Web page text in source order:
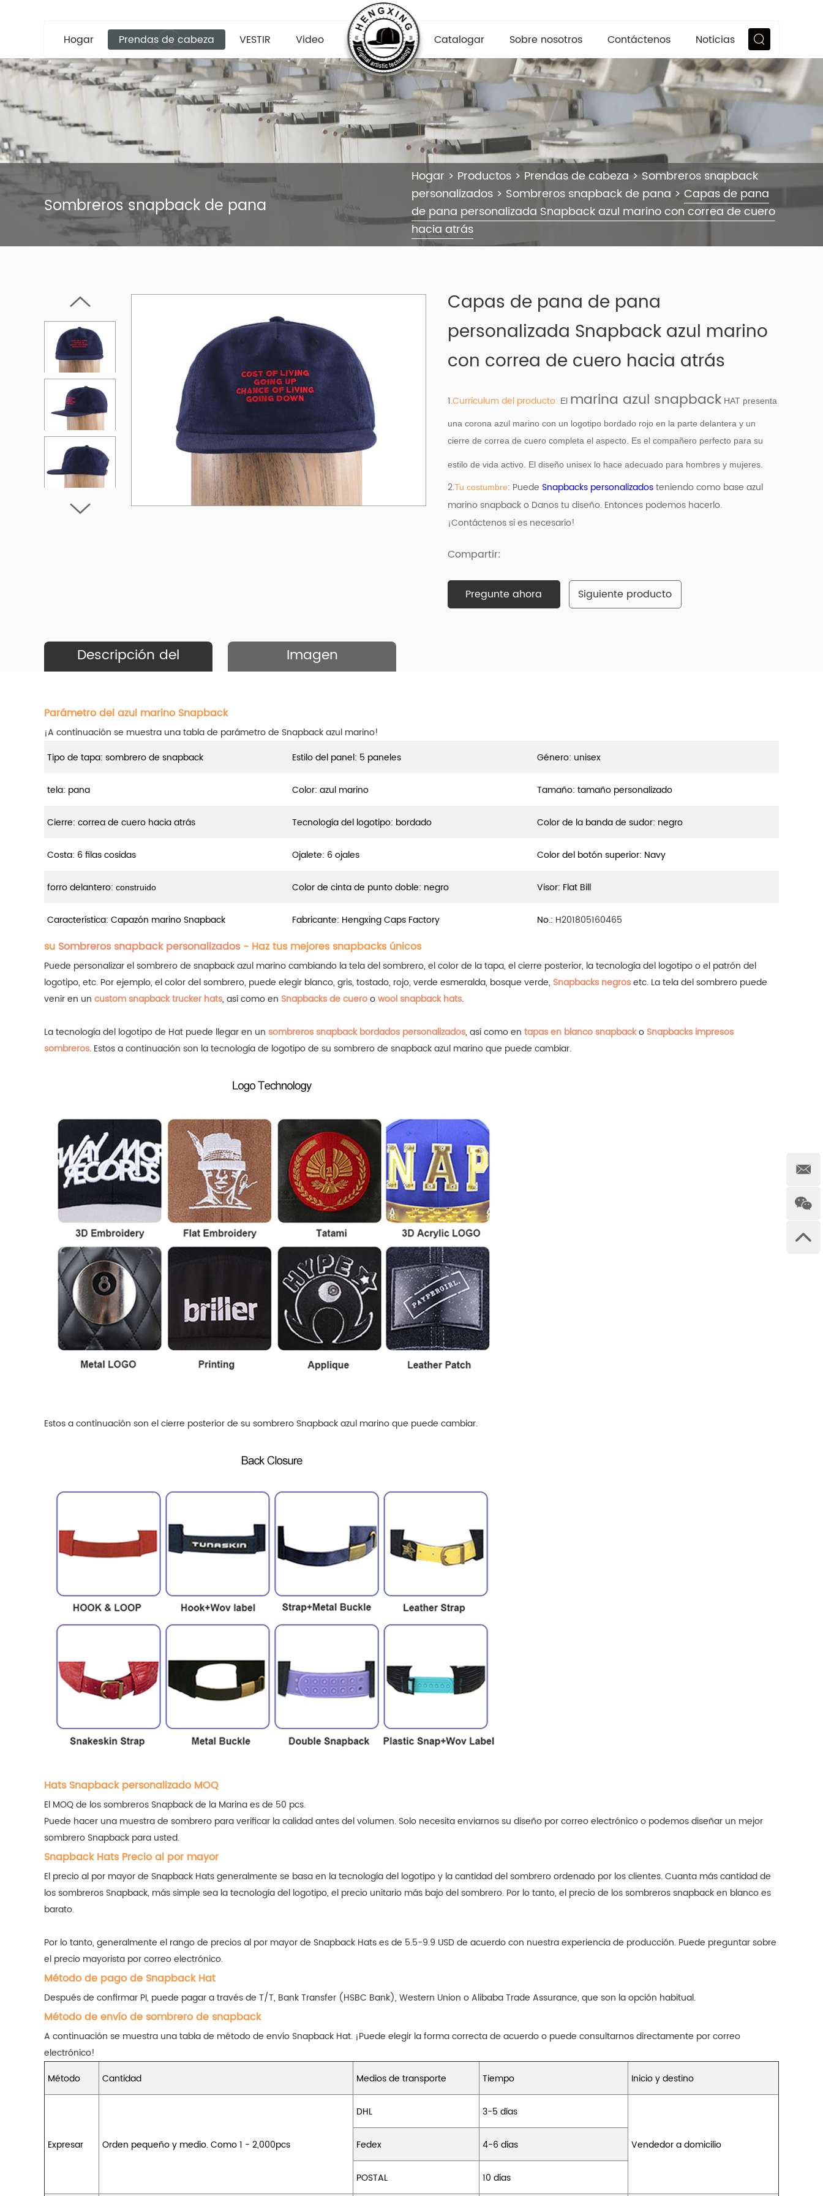
Hogar Prendas de cabeza VESTIR Video Catalogar Sobre nosotros Contáctenos Noticias
Sombreros snapback de pana
Hogar > Productos > Prendas de cabeza>Sombreros snapback
personalizados > Sombreros snapback de pana > Capas de pana
de pana personalizada Snapback azul marino con correa de cuero
hacia atrás
Capas de pana de pana
personalizada Snapback azul marino
con correa de cuero hacia atrás
1.Currículum del producto: El marina azul snapbackHAT presenta
una corona azul marino con un logotipo bordado rojo en la parte delantera y un
cierre de correa de cuero completa el aspecto. Es el compañero perfecto para su
estilo de vida activo. El diseño unisex lo hace adecuado para hombres y mujeres.
2.Tu costumbre: Puede Snapbacks personalizadosteniendo como base azul
marino snapback o Danos tu diseño. Entonces podemos hacerlo.
¡Contáctenos si es necesario!
Compartir:
Pregunte ahora Siguiente producto
Descripción del
Imagen
Parámetro del azul marino Snapback
¡A continuación se muestra una tabla de parámetro de Snapback azul marino!
Tipo de tapa: sombrero de snapback
Estilo del panel: 5 paneles Género: unisex
tela: pana Color: azul marino Tamaño: tamaño personalizado
Cierre: correa de cuero hacia atrás Tecnología del logotipo: bordado Color de la banda de sudor: negro
Costa: 6 filas cosidas Ojalete: 6 ojales Color del botón superior: Navy
forro delantero: construido Color de cinta de punto doble: negro Visor: Flat Bill
Característica: Capazón marino Snapback Fabricante: Hengxing Caps Factory No.: H201805160465
su Sombreros snapback personalizados - Haz tus mejores snapbacks únicos
Puede personalizar el sombrero de snapback azul marino cambiando la tela del sombrero, el color de la tapa, el cierre posterior, la tecnología del logotipo o el patrón del
logotipo, etc. Por ejemplo, el color del sombrero, puede elegir blanco, gris, tostado, rojo, verde esmeralda, bosque verde, Snapbacks negrosetc. La tela del sombrero puede
venir en un custom snapback trucker hats, así como en Snapbacks de cueroowool snapback hats.
La tecnología del logotipo de Hat puede llegar en un sombreros snapback bordados personalizados, así como en tapas en blanco snapbacko Snapbacks impresos
sombreros. Estos a continuación son la tecnología de logotipo de su sombrero de snapback azul marino que puede cambiar.
Estos a continuación son el cierre posterior de su sombrero Snapback azul marino que puede cambiar.
Hats Snapback personalizado MOQ
El MOQ de los sombreros Snapback de la Marina es de 50 pcs.
Puede hacer una muestra de sombrero para verificar la calidad antes del volumen. Solo necesita enviarnos su diseño por correo electrónico o podemos diseñar un mejor
sombrero Snapback para usted.
Snapback Hats Precio al por mayor
El precio al por mayor de Snapback Hats generalmente se basa en la tecnología del logotipo y la cantidad del sombrero ordenado por los clientes. Cuanta más cantidad de
los sombreros Snapback, más simple sea la tecnología del logotipo, el precio unitario más bajo del sombrero. Por lo tanto, el precio de los sombreros snapback en blanco es
barato.
Por lo tanto, generalmente el rango de precios al por mayor de Snapback Hats es de 5.5-9.9 USD de acuerdo con nuestra experiencia de producción. Puede preguntar sobre
el precio mayorista por correo electrónico.
Método de pago de Snapback Hat
Después de confirmar PI, puede pagar a través de T/T, Bank Transfer (HSBC Bank), Western Union o Alibaba Trade Assurance, que son la opción habitual.
Método de envío de sombrero de snapback
A continuación se muestra una tabla de método de envío Snapback Hat. ¡Puede elegir la forma correcta de acuerdo o puede consultarnos directamente por correo
electrónico!
Método
Cantidad Medios de transporte Tiempo Inicio y destino
Expresar Orden pequeño y medio. Como 1 - 2,000pcs
DHL 3-5 días
Vendedor a domicilio
Fedex 4-6 días
POSTAL 10 días